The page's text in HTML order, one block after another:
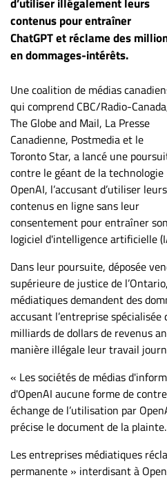
d'emploi
Formation
Continue
Scoop?
CABINETS
ET
ENTREPRISES
Espace
entreprises
Page
entreprises
un
emploi
Publicité
Solutions de
recrutements
TROUVEZ-
NOUS
Nous
joindre
À
contenus pour entraîner
ChatGPT et réclame des
en dommages-intérêts.
Une coalition de médias
qui comprend CBC/Radio-
The Globe and Mail, La Presse
Canadienne, Postmedia et le
Toronto Star, a lancé une
contre le géant de la technologie
OpenAI, l’accusant d’utiliser leurs
contenus en ligne sans leur
consentement pour entraîner son
logiciel d'intelligence artificielle
Dans leur poursuite, déposée
supérieure de justice de
médiatiques demandent des
accusant l’entreprise spécialisée
milliards de dollars de revenus
manière illégale leur travail
« Les sociétés de médias
d'OpenAI aucune forme de
échange de l’utilisation par
précise le document de la plainte.
Les entreprises médiatiques
permanente » interdisant à